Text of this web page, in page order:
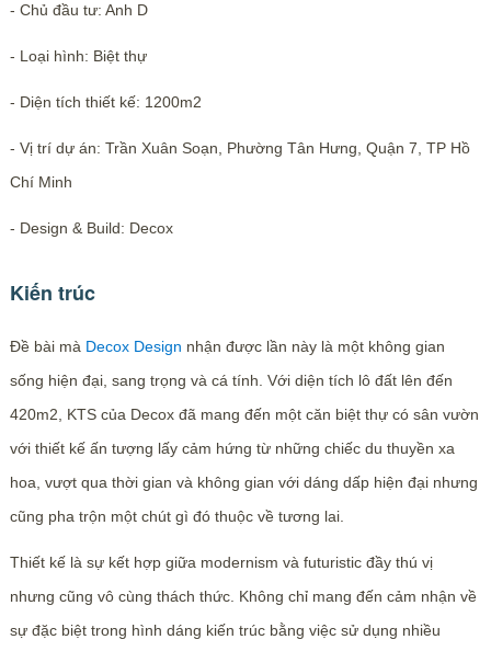
- Chủ đầu tư: Anh D
- Loại hình: Biệt thự
- Diện tích thiết kế: 1200m2
- Vị trí dự án: Trần Xuân Soạn, Phường Tân Hưng, Quận 7, TP Hồ
Chí Minh
- Design & Build: Decox
Kiến trúc
Đề bài mà Decox Design nhận được lần này là một không gian
sống hiện đại, sang trọng và cá tính. Với diện tích lô đất lên đến
420m2, KTS của Decox đã mang đến một căn biệt thự có sân vườn
với thiết kế ấn tượng lấy cảm hứng từ những chiếc du thuyền xa
hoa, vượt qua thời gian và không gian với dáng dấp hiện đại nhưng
cũng pha trộn một chút gì đó thuộc về tương lai.
Thiết kế là sự kết hợp giữa modernism và futuristic đầy thú vị
nhưng cũng vô cùng thách thức. Không chỉ mang đến cảm nhận về
sự đặc biệt trong hình dáng kiến trúc bằng việc sử dụng nhiều